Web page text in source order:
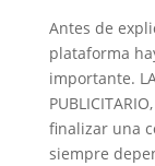
Antes de
plataforma
importante.
finalizar una
siempre